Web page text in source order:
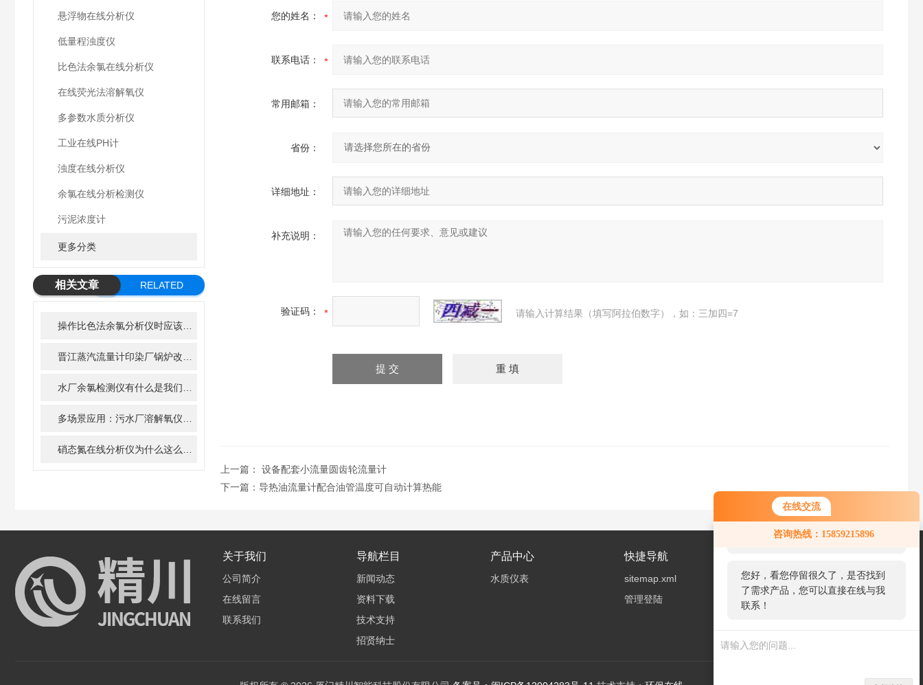
在线交流
咨询热线：15859215896
您好！欢迎前来咨询，很高兴为您
服务，请问您要咨询什么问题呢？
您好，看您停留很久了，是否找到
了需求产品，您可以直接在线与我
联系！
悬浮物在线分析仪
低量程浊度仪
比色法余氯在线分析仪
在线荧光法溶解氧仪
多参数水质分析仪
工业在线PH计
浊度在线分析仪
余氯在线分析检测仪
污泥浓度计
更多分类
相关文章
RELATED
您的姓名：
联系电话：
常用邮箱：
省份：
详细地址：
补充说明：
验证码： 请输入计算结果（填写阿拉伯数字），如：三加四=7
上一篇： 设备配套小流量圆齿轮流量计
下一篇： 导热油流量计配合油管温度可自动计算热能
关于我们
公司简介
在线留言
联系我们
导航栏目
新闻动态
资料下载
技术支持
招贤纳士
产品中心
水质仪表
快捷导航
sitemap.xml
管理登陆